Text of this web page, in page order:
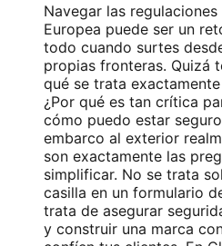
Navegar las
Europea puede ser un
todo cuando surtes
propias fronteras. Quizá
qué se trata exactamente
¿Por qué es tan crítica
cómo puedo estar
embarco al exterior
son exactamente las
simplificar. No se trata
casilla en un formulario
trata de asegurar
y construir una marca